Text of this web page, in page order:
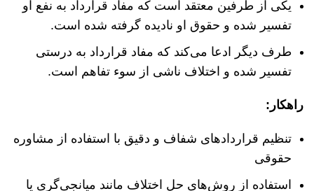
یکی از طرفین معتقد است که مفاد قرارداد به نفع او
تفسیر شده و حقوق او نادیده گرفته شده است.
طرف دیگر ادعا می‌کند که مفاد قرارداد به درستی
تفسیر شده و اختلاف ناشی از سوء تفاهم است.
راهکار :
تنظیم قراردادهای شفاف و دقیق با استفاده از مشاوره
حقوقی
استفاده از روش‌های حل اختلاف مانند میانجی‌گری یا